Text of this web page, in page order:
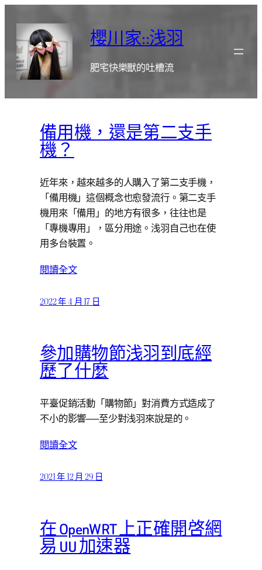
櫻川家::浅羽
肥宅快樂獸的吐槽流
備用機，還是第二支手
機？
近年來，越來越多的人購入了第二支手機，
「備用機」這個概念也愈發流行。第二支手
機用來「備用」的地方有很多，往往也是
「專機專用」，區分用途。浅羽自己也在使
用多台裝置。
閱讀全文
2022 年 4 月 17 日
參加購物節浅羽到底經
歷了什麼
平臺促銷活動「購物節」對消費方式造成了
不小的影響──至少對浅羽來說是的。
閱讀全文
2021 年 12 月 29 日
在 OpenWRT 上正確開啓網
易 UU 加速器